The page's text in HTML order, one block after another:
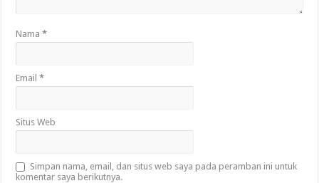
Nama*
Email*
Situs Web
Simpan nama, email, dan situs web saya pada peramban ini untuk
komentar saya berikutnya.